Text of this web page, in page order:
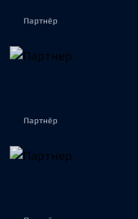
Партнёр
Партнёр